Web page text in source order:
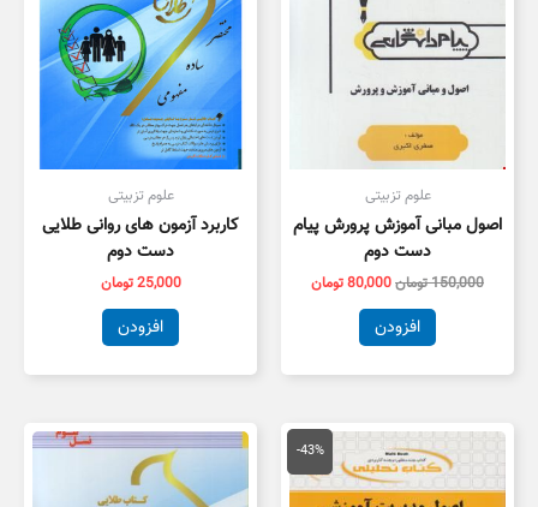
علوم تزبیتی
اصول مبانی آموزش پرورش پیام
دست دوم
150,000تومان80,000تومان
افزودن
علوم تزبیتی
کاربرد آزمون های روانی طلایی
دست دوم
25,000تومان
افزودن
-43%
قیمت
اصلی
150,000 تومان
بود.
قیمت
فعلی
است.